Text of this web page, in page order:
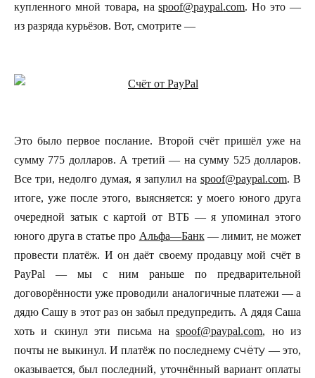
купленного мной товара, наspoof@paypal.com. Но это —
из разряда курьёзов. Вот, смотрите —
Это было первое послание. Второй счёт пришёл уже на
сумму 775 долларов. А третий — на сумму 525 долларов.
Все три, недолго думая, я запулил на spoof@paypal.com. В
итоге, уже после этого, выясняется: у моего юного друга
очередной затык с картой от ВТБ — я упоминал этого
юного друга в статье про Альфа—Банк— лимит, не может
провести платёж. И он даёт своему продавцу мой счёт в
PayPal — мы с ним раньше по предварительной
договорённости уже проводили аналогичные платежи — а
дядю Сашу в этот раз он забыл предупредить. А дядя Саша
хоть и скинул эти письма наspoof@paypal.com, но из
почты не выкинул. И платёж по последнему счёту — это,
оказывается, был последний, уточнённый вариант оплаты